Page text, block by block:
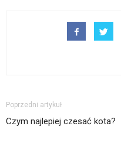
Poprzedni artykuł
Czym najlepiej czesać kota?